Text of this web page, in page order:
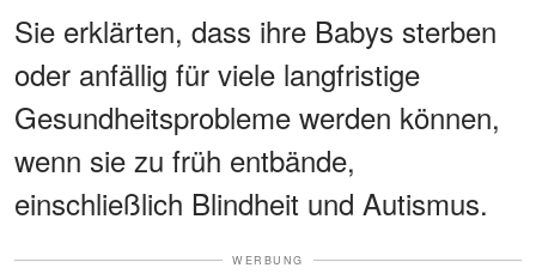
Sie erklärten, dass ihre Babys sterben
oder anfällig für viele langfristige
Gesundheitsprobleme werden können,
wenn sie zu früh entbände,
einschließlich Blindheit und Autismus.
WERBUNG